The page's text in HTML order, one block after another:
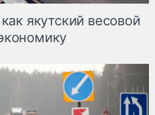
якутский весовой